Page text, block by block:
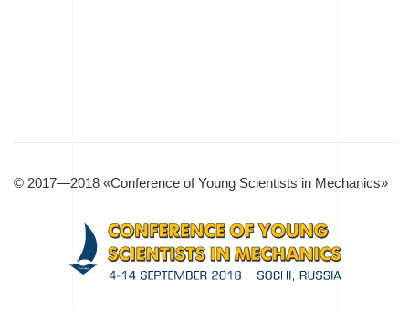
© 2017—2018 «Conference of Young Scientists in Mechanics»